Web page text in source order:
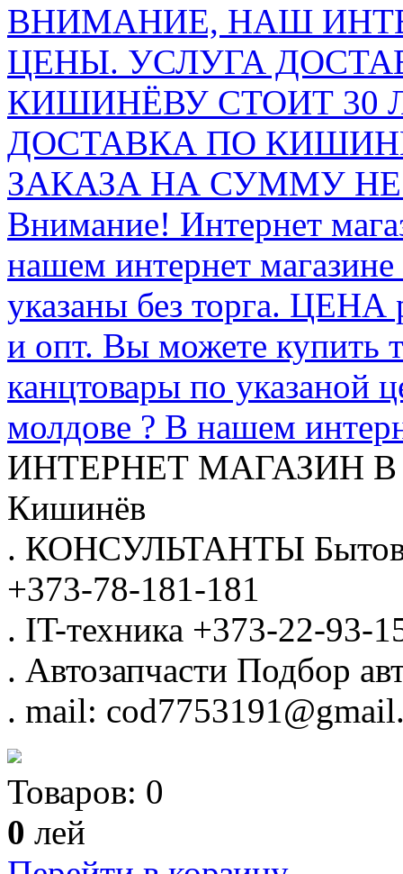
ВНИМАНИЕ, НАШ
ЦЕНЫ. УСЛУГА
КИШИНЁВУ СТОИТ 30
ДОСТАВКА ПО
ЗАКАЗА НА СУММУ НЕ
Внимание! Интернет
нашем интернет
указаны без торга.
и опт. Вы можете купить
канцтовары по указаной
молдове ? В нашем
ИНТЕРНЕТ МАГАЗИН
Кишинёв
. КОНСУЛЬТАНТЫ
+373-78-181-181
. IT-техника +373-22-93-
. Автозапчасти Подбор
. mail:
Товаров: 0
0 лей